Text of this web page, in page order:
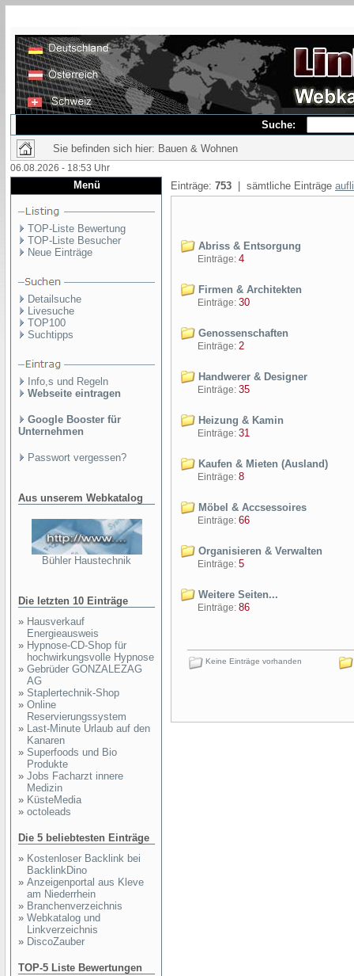
Suche:
Sie befinden sich hier: Bauen & Wohnen
06.08.2026 - 18:53 Uhr
Menü
TOP-Liste Bewertung
TOP-Liste Besucher
Neue Einträge
Detailsuche
Livesuche
TOP100
Suchtipps
Info,s und Regeln
Webseite eintragen
Google Booster für
Unternehmen
Passwort vergessen?
Aus unserem Webkatalog
Bühler Haustechnik
Die letzten 10 Einträge
» Hausverkauf
Energieausweis
» Hypnose-CD-Shop für
hochwirkungsvolle Hypnose
» Gebrüder GONZALEZAG
AG
» Staplertechnik-Shop
» Online
Reservierungssystem
» Last-Minute Urlaub auf den
Kanaren
» Superfoods und Bio
Produkte
» Jobs Facharzt innere
Medizin
» KüsteMedia
» octoleads
Die 5 beliebtesten Einträge
» Kostenloser Backlink bei
BacklinkDino
» Anzeigenportal aus Kleve
am Niederrhein
» Branchenverzeichnis
» Webkatalog und
Linkverzeichnis
» DiscoZauber
TOP-5 Liste Bewertungen
Einträge: 753 | sämtliche Einträge
Abriss & Entsorgung
Einträge: 4
Firmen & Architekten
Einträge: 30
Genossenschaften
Einträge: 2
Handwerer & Designer
Einträge: 35
Heizung & Kamin
Einträge: 31
Kaufen & Mieten (Ausland)
Einträge: 8
Möbel & Accsessoires
Einträge: 66
Organisieren & Verwalten
Einträge: 5
Weitere Seiten...
Einträge: 86
Keine Einträge vorhanden